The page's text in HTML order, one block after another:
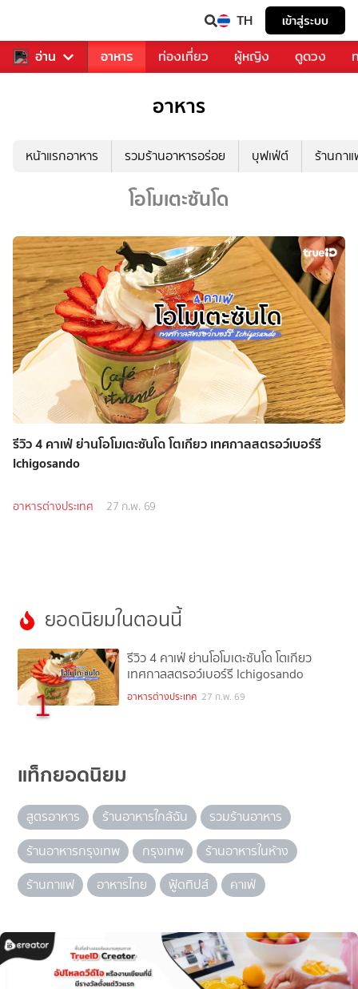
TH เข้าสู่ระบบ
อ่าน
รวงการเพลง อาหาร ท่องเที่ยว ผู้หญิง ดูดวง
อาหาร
หน้าแรกอาหาร รวมร้านอาหารอร่อย บุฟเฟ่ต์ ร้านกา
โอโมเตะซันโด
รีวิว 4 คาเฟ่ ย่านโอโมเตะซันโด โตเกียว เทศกาลสตรอว์เบอร์รี
Ichigosando
อาหารต่างประเทศ 27 ก.พ. 69
ยอดนิยมในตอนนี้
1
รีวิว 4 คาเฟ่ ย่านโอโมเตะซันโด โตเกียว
เทศกาลสตรอว์เบอร์รี Ichigosando
อาหารต่างประเทศ 27 ก.พ. 69
แท็กยอดนิยม
สูตรอาหาร ร้านอาหารใกล้ฉัน
รวมร้านอาหาร
ร้านอาหารกรุงเทพ
กรุงเทพ
ร้านอาหารในห้าง
ร้านกาแฟ
อาหารไทย ฟู้ดทิปส์ คาเฟ่